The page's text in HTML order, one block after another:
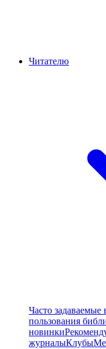
Читателю
Часто задаваемые
пользования
новинки
журналыКлубы